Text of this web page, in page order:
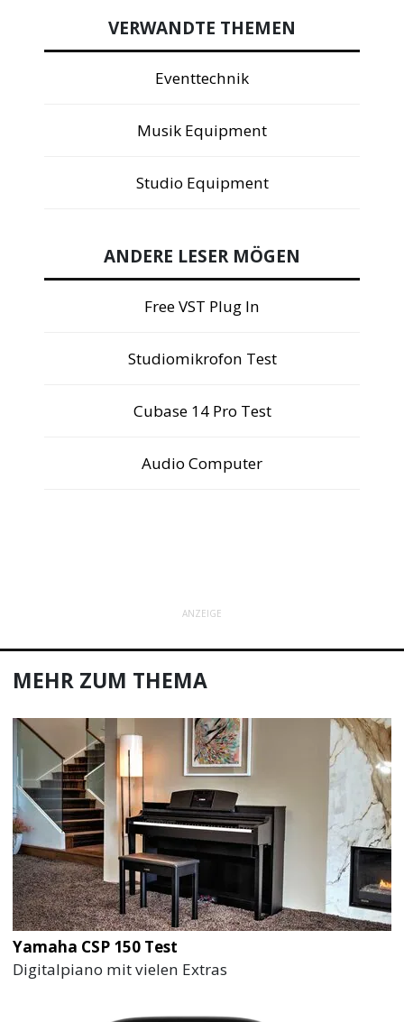
VERWANDTE THEMEN
Eventtechnik
Musik Equipment
Studio Equipment
ANDERE LESER MÖGEN
Free VST Plug In
Studiomikrofon Test
Cubase 14 Pro Test
Audio Computer
ANZEIGE
MEHR ZUM THEMA
Yamaha CSP 150 Test
Digitalpiano mit vielen Extras